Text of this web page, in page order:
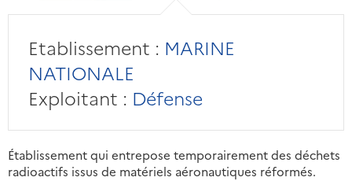
Etablissement : MARINE
NATIONALE
Exploitant : Défense
Établissement qui entrepose temporairement des déchets
radioactifs issus de matériels aéronautiques réformés.